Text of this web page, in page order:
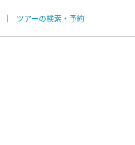
ツアーの検索・予約